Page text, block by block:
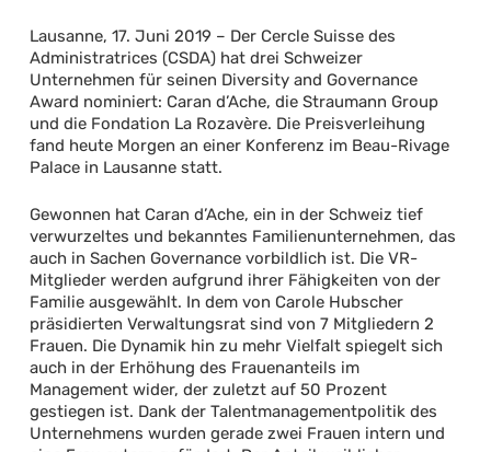
Lausanne, 17. Juni 2019 – Der Cercle Suisse des
Administratrices (CSDA) hat drei Schweizer
Unternehmen für seinen Diversity and Governance
Award nominiert: Caran d’Ache, die Straumann Group
und die Fondation La Rozavère. Die Preisverleihung
fand heute Morgen an einer Konferenz im Beau-Rivage
Palace in Lausanne statt.
Gewonnen hat Caran d’Ache, ein in der Schweiz tief
verwurzeltes und bekanntes Familienunternehmen, das
auch in Sachen Governance vorbildlich ist. Die VR-
Mitglieder werden aufgrund ihrer Fähigkeiten von der
Familie ausgewählt. In dem von Carole Hubscher
präsidierten Verwaltungsrat sind von 7 Mitgliedern 2
Frauen. Die Dynamik hin zu mehr Vielfalt spiegelt sich
auch in der Erhöhung des Frauenanteils im
Management wider, der zuletzt auf 50 Prozent
gestiegen ist. Dank der Talentmanagementpolitik des
Unternehmens wurden gerade zwei Frauen intern und